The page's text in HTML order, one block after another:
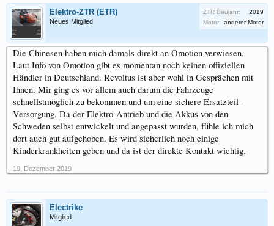
Elektro-ZTR (ETR)
Neues Mitglied
ZTR Baujahr:
2019
Motor: anderer Motor
Die Chinesen haben mich damals direkt an Omotion verwiesen.
Laut Info von Omotion gibt es momentan noch keinen offiziellen
Händler in Deutschland. Revoltus ist aber wohl in Gesprächen mit
Ihnen. Mir ging es vor allem auch darum die Fahrzeuge
schnellstmöglich zu bekommen und um eine sichere Ersatzteil-
Versorgung. Da der Elektro-Antrieb und die Akkus von den
Schweden selbst entwickelt und angepasst wurden, fühle ich mich
dort auch gut aufgehoben. Es wird sicherlich noch einige
Kinderkrankheiten geben und da ist der direkte Kontakt wichtig.
19. Dezember 2019
Electrike
Mitglied